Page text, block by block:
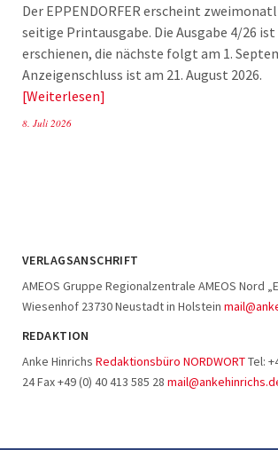
Der EPPENDORFER erscheint
seitige Printausgabe. Die Ausgabe 4/26 ist
erschienen, die nächste folgt am 1.
Anzeigenschluss ist am 21. August
Weiterlesen
8. Juli 2026
VERLAGSANSCHRIFT
AMEOS Gruppe Regionalzentrale AMEOS Nord
Wiesenhof 23730 Neustadt in Holstein
REDAKTION
Anke Hinrichs Redaktionsbüro NORDWORTTel:
24 Fax +49 (0) 40 413 585 28